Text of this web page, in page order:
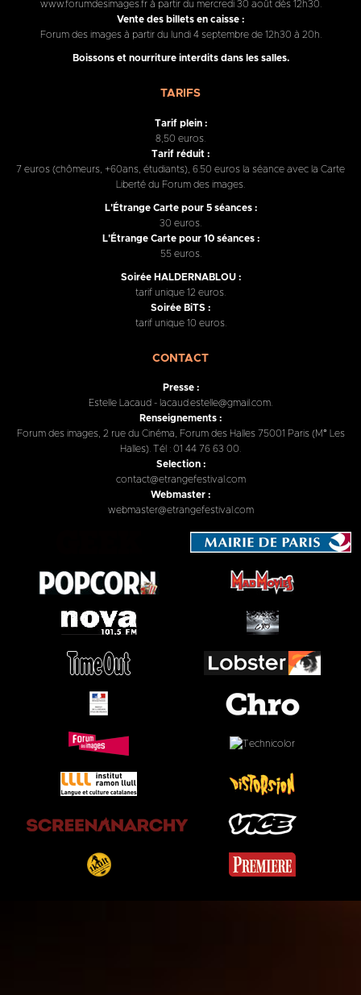
www.forumdesimages.fr à partir du mercredi 30 août dès 12h30.
Vente des billets en caisse :
Forum des images à partir du lundi 4 septembre de 12h30 à 20h.
Boissons et nourriture interdits dans les salles.
TARIFS
Tarif plein :
8,50 euros.
Tarif réduit :
7 euros (chômeurs, +60ans, étudiants), 6.50 euros la séance avec la Carte
Liberté du Forum des images.
L'Étrange Carte pour 5 séances :
30 euros.
L'Étrange Carte pour 10 séances :
55 euros.
Soirée HALDERNABLOU :
tarif unique 12 euros.
Soirée BiTS :
tarif unique 10 euros.
CONTACT
Presse :
Estelle Lacaud - lacaud.estelle@gmail.com.
Renseignements :
Forum des images, 2 rue du Cinéma, Forum des Halles 75001 Paris (M° Les
Halles). Tél : 01 44 76 63 00.
Selection :
contact@etrangefestival.com
Webmaster :
webmaster@etrangefestival.com